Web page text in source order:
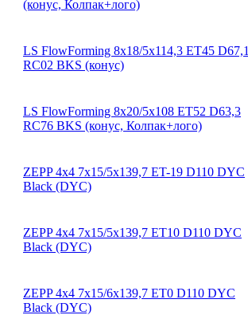
(конус, Колпак+лого)
LS FlowForming 8x18/5x114,3 ET45 D67,1
RC02 BKS (конус)
LS FlowForming 8x20/5x108 ET52 D63,3
RC76 BKS (конус, Колпак+лого)
ZEPP 4x4 7x15/5x139,7 ET-19 D110 DYC
Black (DYC)
ZEPP 4x4 7x15/5x139,7 ET10 D110 DYC
Black (DYC)
ZEPP 4x4 7x15/6x139,7 ET0 D110 DYC
Black (DYC)